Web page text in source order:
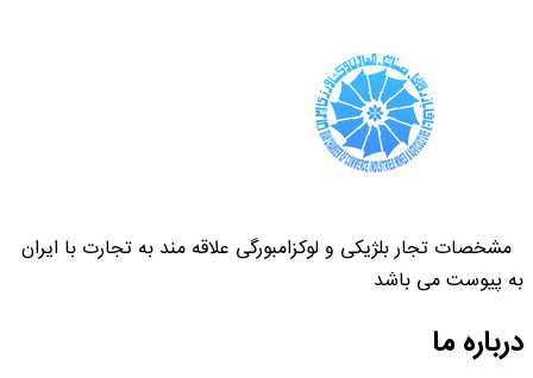
مشخصات تجار بلژیکی و لوکزامبورگی علاقه مند به تجارت با ایران
به پیوست می باشد
درباره ما